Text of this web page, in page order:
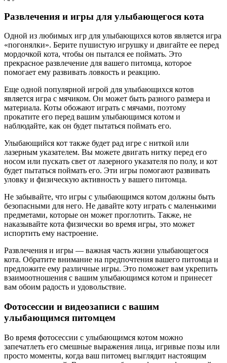
Развлечения и игры для улыбающегося кота
Одной из любимых игр для улыбающихся котов является игра
«погонялки». Берите пушистую игрушку и двигайте ее перед
мордочкой кота, чтобы он пытался ее поймать. Это
прекрасное развлечение для вашего питомца, которое
помогает ему развивать ловкость и реакцию.
Еще одной популярной игрой для улыбающихся котов
является игра с мячиком. Он может быть разного размера и
материала. Коты обожают играть с мячами, поэтому
прокатите его перед вашим улыбающимся котом и
наблюдайте, как он будет пытаться поймать его.
Улыбающийся кот также будет рад игре с ниткой или
лазерным указателем. Вы можете двигать нитку перед его
носом или пускать свет от лазерного указателя по полу, и кот
будет пытаться поймать его. Эти игры помогают развивать
уловку и физическую активность у вашего питомца.
Не забывайте, что игры с улыбающимся котом должны быть
безопасными для него. Не давайте коту играть с маленькими
предметами, которые он может проглотить. Также, не
наказывайте кота физически во время игры, это может
испортить ему настроение.
Развлечения и игры — важная часть жизни улыбающегося
кота. Обратите внимание на предпочтения вашего питомца и
предложите ему различные игры. Это поможет вам укрепить
взаимоотношения с вашим улыбающимся котом и принесет
вам обоим радость и удовольствие.
Фотосессии и видеозаписи с вашим
улыбающимся питомцем
Во время фотосессии с улыбающимся котом можно
запечатлеть его смешные выражения лица, игривые позы или
просто моменты, когда ваш питомец выглядит настоящим